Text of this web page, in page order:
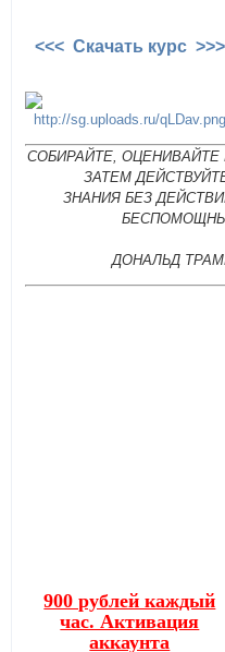
<<< Скачать курс >>>
СОБИРАЙТЕ, ОЦЕНИВАЙТЕ
ЗАТЕМ
ЗНАНИЯ БЕЗ
ДОНАЛЬД
900 рублей каждый
час. Активация
аккаунта